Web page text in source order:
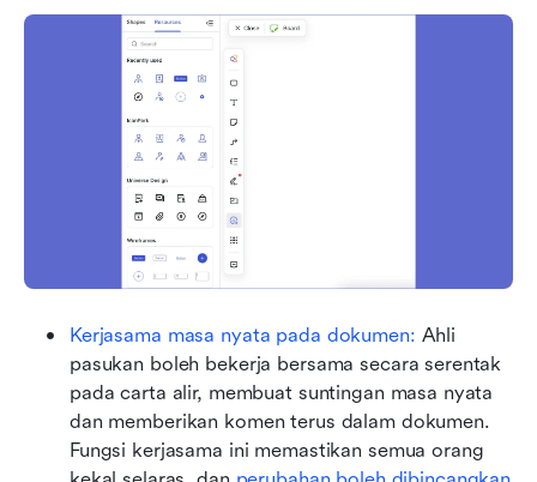
Kerjasama masa nyata pada dokumen: Ahli
pasukan boleh bekerja bersama secara serentak
pada carta alir, membuat suntingan masa nyata
dan memberikan komen terus dalam dokumen.
Fungsi kerjasama ini memastikan semua orang